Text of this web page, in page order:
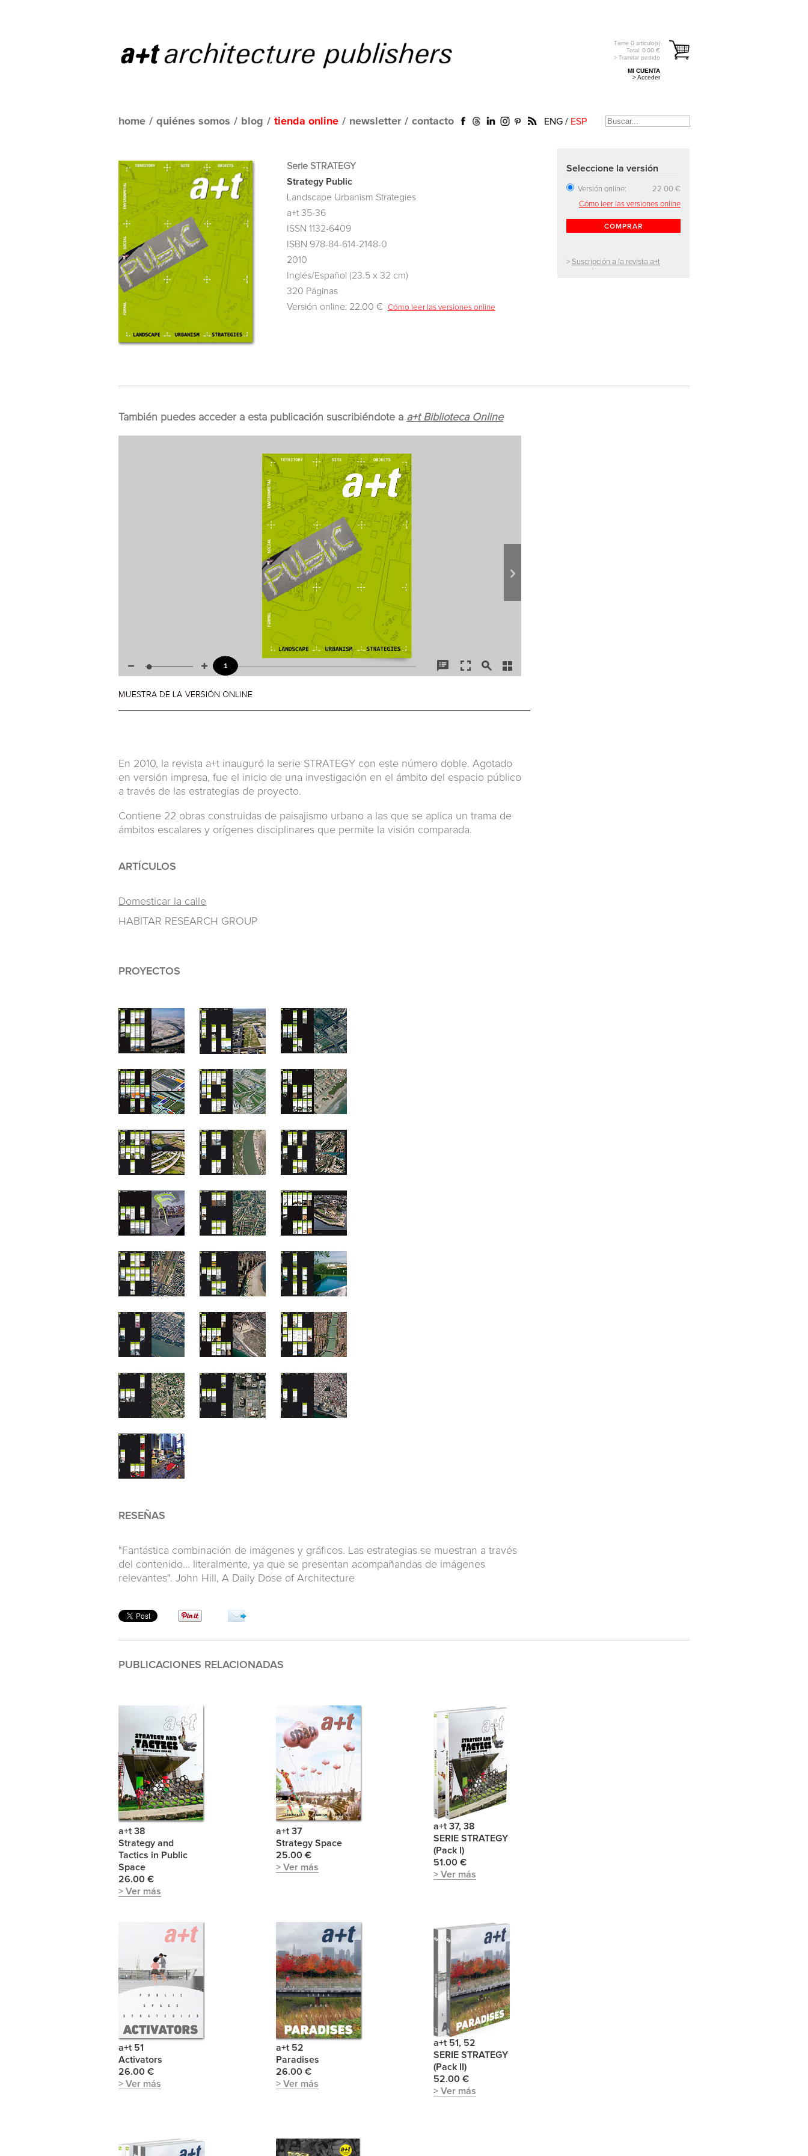
Tiene 0 artículo(s)
Total: 0.00 €
> Tramitar pedido
MI CUENTA
> Acceder
home / quiénes somos / blog / tienda online / newsletter / contacto ENG / ESP
Serie STRATEGY
Strategy Public
Landscape Urbanism Strategies
a+t 35-36
ISSN 1132-6409
ISBN 978-84-614-2148-0
2010
Inglés/Español (23.5 x 32 cm)
320 Páginas
Versión online: 22.00 € Cómo leer las versiones online
Seleccione la versión
Versión online:
22.00 €
Cómo leer las versiones online
COMPRAR
> Suscripción a la revista a+t
También puedes acceder a esta publicación suscribiéndote a a+t Biblioteca Online
En 2010, la revista a+t inauguró la serie STRATEGY con este número doble. Agotado
en versión impresa, fue el inicio de una investigación en el ámbito del espacio público
a través de las estrategias de proyecto.
Contiene 22 obras construidas de paisajismo urbano a las que se aplica un trama de
ámbitos escalares y orígenes disciplinares que permite la visión comparada.
ARTÍCULOS
Domesticar la calle
HABITAR RESEARCH GROUP
PROYECTOS
RESEÑAS
"Fantástica combinación de imágenes y gráficos. Las estrategias se muestran a través
del contenido... literalmente, ya que se presentan acompañandas de imágenes
relevantes". John Hill, A Daily Dose of Architecture
PUBLICACIONES RELACIONADAS
a+t 38
Strategy and
Tactics in Public
Space
26.00 €
> Ver más
a+t 37
Strategy Space
25.00 €
> Ver más
a+t 37, 38
SERIE STRATEGY
(Pack I)
51.00 €
> Ver más
a+t 51
Activators
26.00 €
> Ver más
a+t 52
Paradises
26.00 €
> Ver más
a+t 51, 52
SERIE STRATEGY
(Pack II)
52.00 €
> Ver más